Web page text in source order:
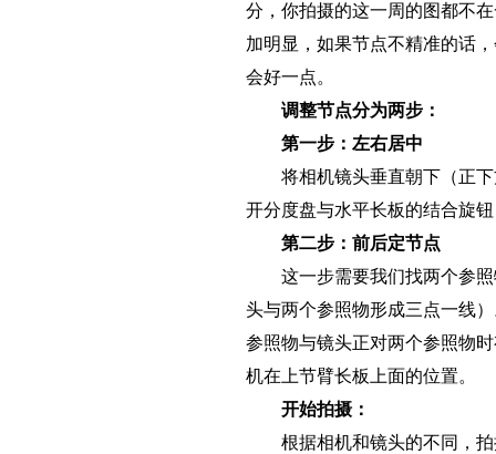
分，你拍摄的这一周的图都不
加明显，如果节点不精准的话
会好一点。
调整节点分为两步：
第一步：左右居中
将相机镜头垂直朝下（正下
开分度盘与水平长板的结合旋
第二步：前后定节点
这一步需要我们找两个参照
头与两个参照物形成三点一线
参照物与镜头正对两个参照物
机在上节臂长板上面的位置。
开始拍摄：
根据相机和镜头的不同，拍